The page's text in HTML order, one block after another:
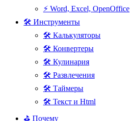
⚡ Word, Excel, OpenOffice
🛠 Инструменты
🛠 Калькуляторы
🛠 Конвертеры
🛠 Кулинария
🛠 Развлечения
🛠 Таймеры
🛠 Текст и Html
⛳ Почему